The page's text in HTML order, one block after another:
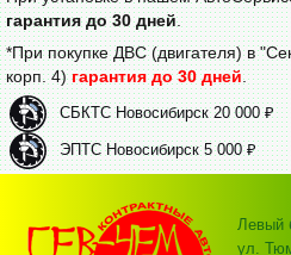
гарантия до 30 дней.
*При покупке ДВС (двигателя) в
корп. 4)гарантия до 30 дней.
СБКТС Новосибирск 20 000 ₽
ЭПТС Новосибирск 5 000 ₽
Левый
ул.